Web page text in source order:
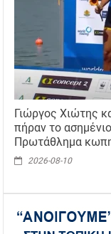
Γιώργος Χιώτης
πήραν το
Πρωτάθλημα
2026-08-10